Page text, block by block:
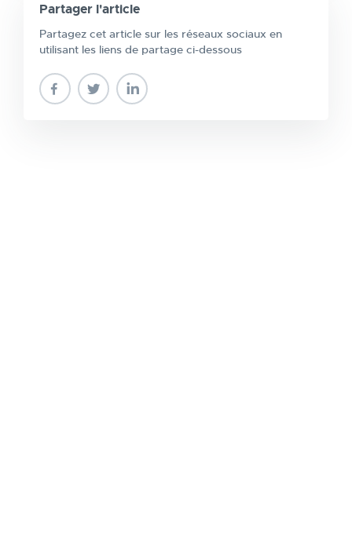
Partager l'article
Partagez cet article sur les réseaux sociaux en
utilisant les liens de partage ci-dessous